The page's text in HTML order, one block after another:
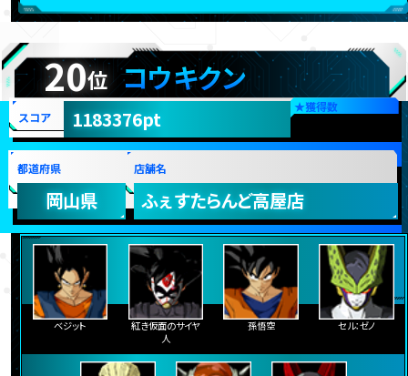
20位 コウキクン
★獲得数
スコア 1183376pt
都道府県
岡山県
店舗名
ふぇすたらんど高屋店
ベジット
紅き仮面のサイヤ
人
孫悟空 セル：ゼノ